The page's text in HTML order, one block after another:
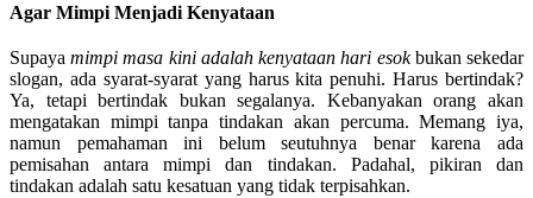
Agar Mimpi Menjadi Kenyataan
Supayamimpi masa kini adalah kenyataan hari esokbukan sekedar
slogan, ada syarat-syarat yang harus kita penuhi. Harus bertindak?
Ya, tetapi bertindak bukan segalanya. Kebanyakan orang akan
mengatakan mimpi tanpa tindakan akan percuma. Memang iya,
namun pemahaman ini belum seutuhnya benar karena ada
pemisahan antara mimpi dan tindakan. Padahal, pikiran dan
tindakan adalah satu kesatuan yang tidak terpisahkan.